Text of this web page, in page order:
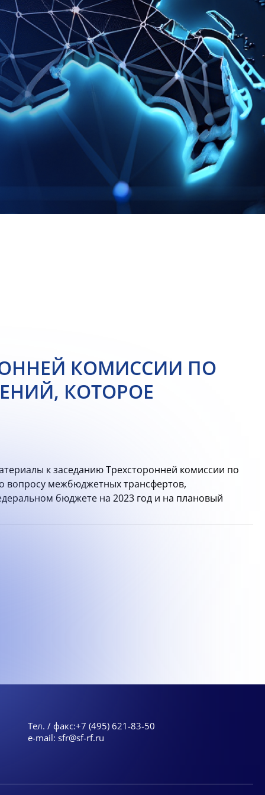
КОМИССИИ ПО
КОТОРОЕ
к заседанию Трехсторонней комиссии по
вопросу межбюджетных трансфертов,
бюджете на 2023 год и на плановый
Тел. / факс:+7 (495) 621-83-50
e-mail: sfr@sf-rf.ru